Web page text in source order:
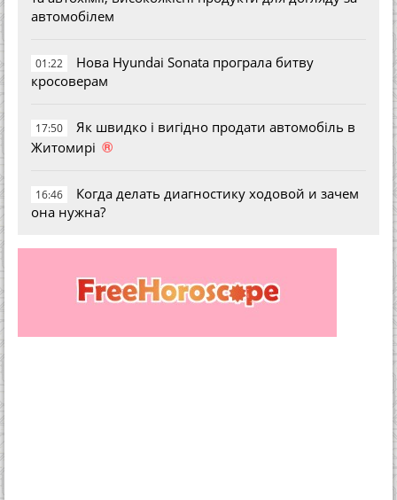
автомобілем
01:22
Нова Hyundai Sonata програла битву
кросоверам
17:50
Як швидко і вигідно продати автомобіль в
Житомирі ®
16:46
Когда делать диагностику ходовой и зачем
она нужна?